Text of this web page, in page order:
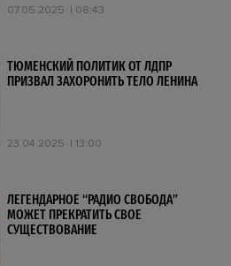
07.05.2025 08:43
ТЮМЕНСКИЙ ПОЛИТИК ОТ ЛДПР
ПРИЗВАЛ ЗАХОРОНИТЬ ТЕЛО ЛЕНИНА
23.04.2025 13:00
ЛЕГЕНДАРНОЕ “РАДИО СВОБОДА”
МОЖЕТ ПРЕКРАТИТЬ СВОЕ
СУЩЕСТВОВАНИЕ